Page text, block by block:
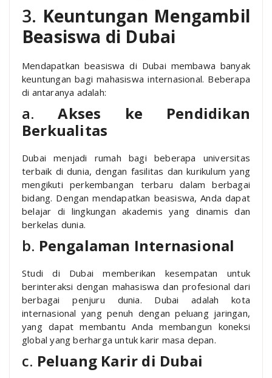
3. Keuntungan Mengambil
Beasiswa di Dubai
Mendapatkan beasiswa di Dubai membawa banyak
keuntungan bagi mahasiswa internasional. Beberapa
di antaranya adalah:
a.Akses ke Pendidikan
Berkualitas
Dubai menjadi rumah bagi beberapa universitas
terbaik di dunia, dengan fasilitas dan kurikulum yang
mengikuti perkembangan terbaru dalam berbagai
bidang. Dengan mendapatkan beasiswa, Anda dapat
belajar di lingkungan akademis yang dinamis dan
berkelas dunia.
b. Pengalaman Internasional
Studi di Dubai memberikan kesempatan untuk
berinteraksi dengan mahasiswa dan profesional dari
berbagai penjuru dunia. Dubai adalah kota
internasional yang penuh dengan peluang jaringan,
yang dapat membantu Anda membangun koneksi
global yang berharga untuk karir masa depan.
c. Peluang Karir di Dubai